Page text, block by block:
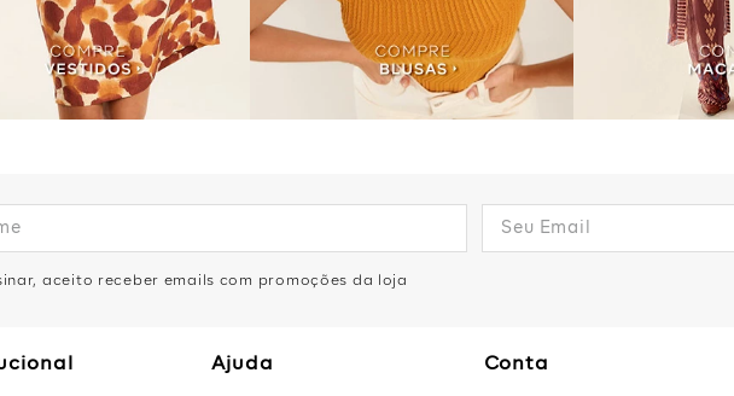
aceito receber emails com promoções da loja
Ajuda Conta